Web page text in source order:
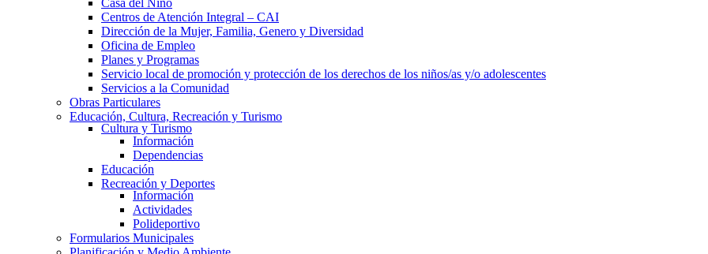
Centros de Atención Integral – CAI
Dirección de la Mujer, Familia, Genero y Diversidad
Oficina de Empleo
Planes y Programas
Servicio local de promoción y protección de los derechos de los niños/as y/o adolescentes
Servicios a la Comunidad
Obras Particulares
Educación, Cultura, Recreación y Turismo
Cultura y Turismo
Información
Dependencias
Educación
Recreación y Deportes
Información
Actividades
Polideportivo
Formularios Municipales